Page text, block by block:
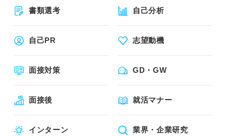
書類選考 自己分析
自己PR 志望動機
面接対策 GD・GW
面接後 就活マナー
インターン 業界・企業研究